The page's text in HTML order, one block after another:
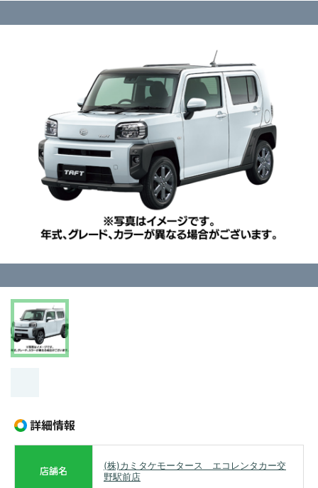
詳細情報
店舗名
(株)カミタケモータース エコレンタカー交
野駅前店